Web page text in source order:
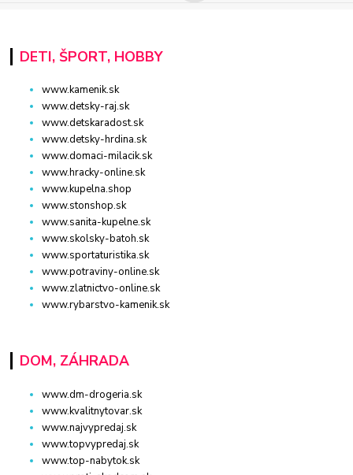
DETI, ŠPORT, HOBBY
www.kamenik.sk
www.detsky-raj.sk
www.detskaradost.sk
www.detsky-hrdina.sk
www.domaci-milacik.sk
www.hracky-online.sk
www.kupelna.shop
www.stonshop.sk
www.sanita-kupelne.sk
www.skolsky-batoh.sk
www.sportaturistika.sk
www.potraviny-online.sk
www.zlatnictvo-online.sk
www.rybarstvo-kamenik.sk
DOM, ZÁHRADA
www.dm-drogeria.sk
www.kvalitnytovar.sk
www.najvypredaj.sk
www.topvypredaj.sk
www.top-nabytok.sk